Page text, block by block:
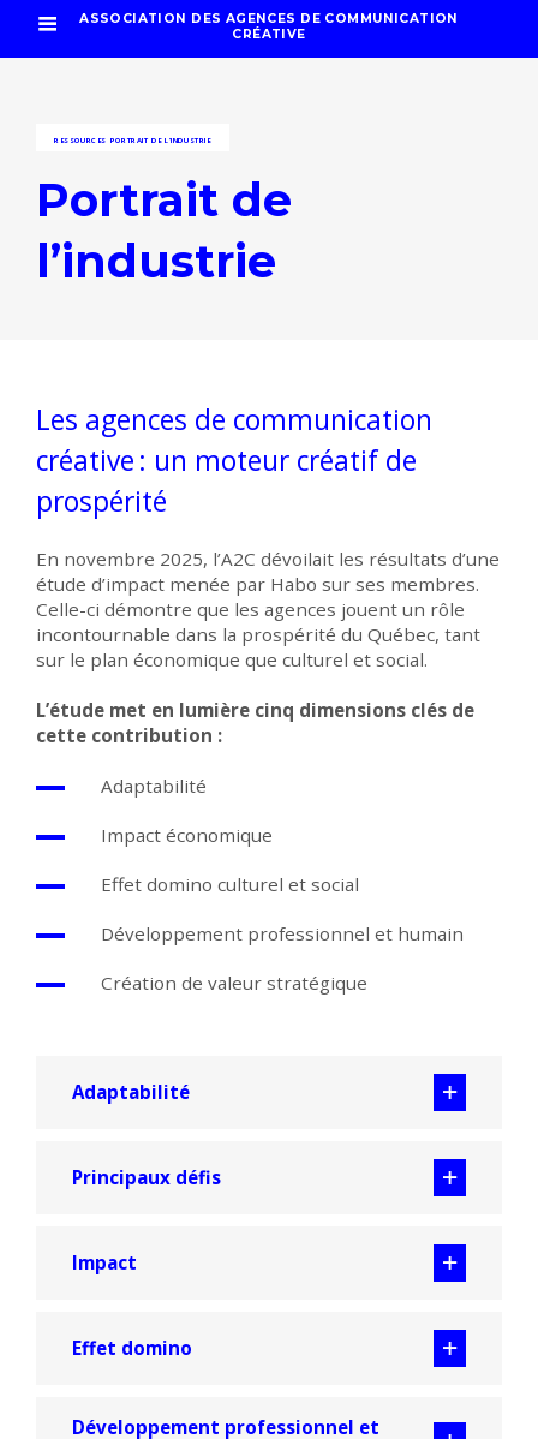
ASSOCIATION DES AGENCES DE COMMUNICATION
CRÉATIVE
RESSOURCES PORTRAIT DE L’INDUSTRIE
Portrait de
l’industrie
Les agences de communication
créative : un moteur créatif de
prospérité
En novembre 2025, l’A2C dévoilait les résultats d’une
étude d’impact menée par Habo sur ses membres.
Celle-ci démontre que les agences jouent un rôle
incontournable dans la prospérité du Québec, tant
sur le plan économique que culturel et social.
L’étude met en lumière cinq dimensions clés de
cette contribution :
Adaptabilité
Impact économique
Effet domino culturel et social
Développement professionnel et humain
Création de valeur stratégique
Adaptabilité
Principaux défis
Impact
Effet domino
Développement professionnel et